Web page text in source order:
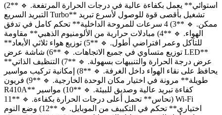
استوائي** يعمل بكفاءة عالية في درجات الحرارة المرتفعة. 🔹 **2)
التبريد السريع Turbo** تشغيل بأقصى قوة للوصول لأسرع تبريد
ممكن. 🔹 **3) 4 سرعات للمروحة الداخلية** تحكم كامل في تدفق
الهواء. 🔹 **4) مبادلات حرارية من الألومنيوم الذهبي** مقاومة
للتآكل وعمر افتراضي أطول. 🔹 **5) توزيع هواء ثلاثي الأبعاد**
توزيع متساوي في جميع الاتجاهات. 🔹 **6) شاشة عرض LED**
عرض درجة الحرارة والتنبيهات بسهولة. 🔹 **7) التنظيف الذاتي**
يحافظ على نقاء الهواء داخل الغرفة. 🔹 **8) إمكانية تركيب مواسير
طويلة** مرونة في اختيار مكان الوحدة الخارجية. 🔹 **9) فريون
R410A** كفاءة تبريد عالية وصديق للبيئة. 🔹 **10) مواسير
نحاس** تحمل أعلى درجات الحرارة بكفاءة. 🔹 **11) Wi-Fi
اختياري** تحكم في التكييف من الموبايل. 🔹 **12) وضع النوم